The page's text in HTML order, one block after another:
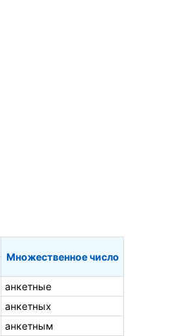
Множественное число
анкетные
анкетных
анкетным